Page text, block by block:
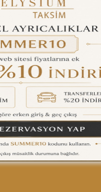
İletişim Politikalar